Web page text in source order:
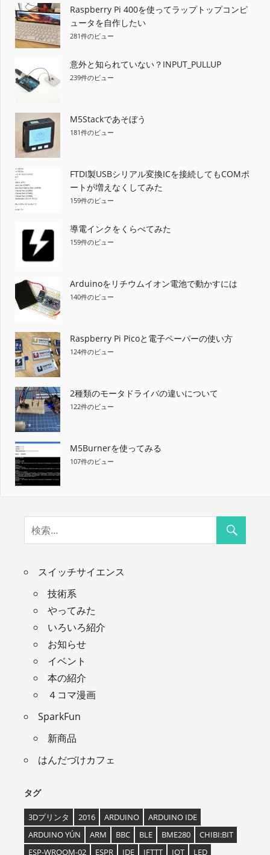
Raspberry Pi 400を使ってラップトップコンピ
ュータを自作したい
281件のビュー
意外と知られていない？INPUT_PULLUP
239件のビュー
M5Stackであそぼう
181件のビュー
FTDI製USBシリアル変換ICを接続してもCOMポ
ートが増えなくしてみた
159件のビュー
導電インクをくらべてみた
159件のビュー
Arduinoをリチウムイオン電池で動かすには
140件のビュー
Raspberry Pi Picoと電子ペーパーの使い方
124件のビュー
2種類のモータドライバの違いについて
122件のビュー
M5Burnerを使ってみる
107件のビュー
スイッチサイエンス
技術系
やってみた
いろいろ紹介
お知らせ
イベント
本の紹介
４コマ漫画
SparkFun
新商品
はんだづけカフェ
タグ
3Dプリンタ 2016 ARDUINO
ARDUINO IDE
ARDUINO YÚN
ARM BBC BLE BME280
CHIBI:BIT
ESP-WROOM-02
ESPR IDE IFTTT IOT LED